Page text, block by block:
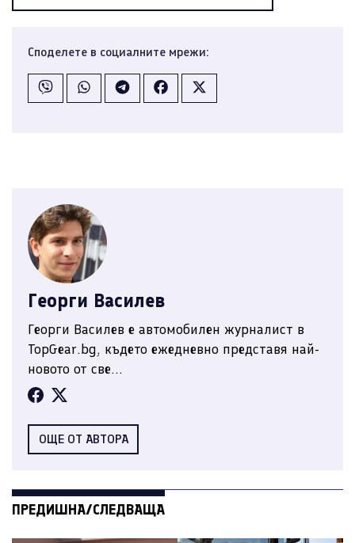
Споделете в социалните мрежи:
Георги Василев
Георги Василев е автомобилен журналист в
TopGear.bg, където ежедневно представя най-
новото от све...
ОЩЕ ОТ АВТОРА
ПРЕДИШНА/СЛЕДВАЩА